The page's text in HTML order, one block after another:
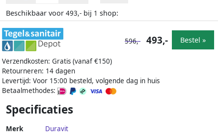
Beschikbaar voor 493,- bij 1 shop:
Verzendkosten: Gratis (vanaf €150)
Retourneren: 14 dagen
Levertijd: Voor 15:00 besteld, volgende dag in huis
Betaalmethodes:
596,- 493,- Bestel »
Specificaties
Merk Duravit